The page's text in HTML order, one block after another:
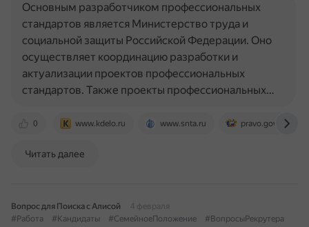
0 www.kdelo.ru www.snta.ru pravo.gov.ru
Основным разработчиком профессиональных
стандартов является Министерство труда и
социальной защиты Российской Федерации. Оно
осуществляет координацию разработки и
актуализации проектов профессиональных
стандартов. Также проекты профессиональных…
Читать далее
Вопрос для Поиска с Алисой
4 февраля
#Работа
#Кандидаты #СемейноеПоложение
#ВопросыРекрутера